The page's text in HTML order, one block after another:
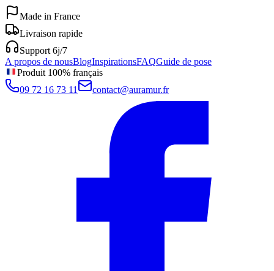
Made in France
Livraison rapide
Support 6j/7
A propos de nousBlogInspirationsFAQGuide de pose
Produit 100% français
09 72 16 73 11
contact@auramur.fr